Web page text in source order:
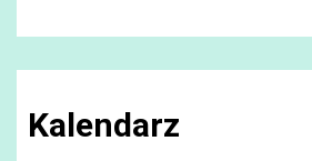
Kalendarz